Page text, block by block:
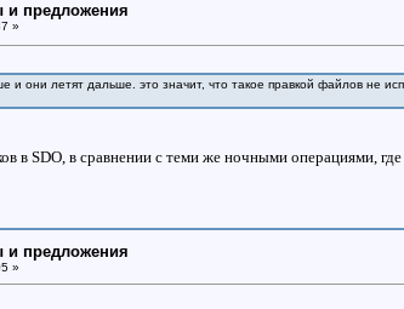
и предложения
»
и они летят дальше. это значит, что такое правкой файлов не
в SDO, в сравнении с теми же ночными операциями,
и предложения
»